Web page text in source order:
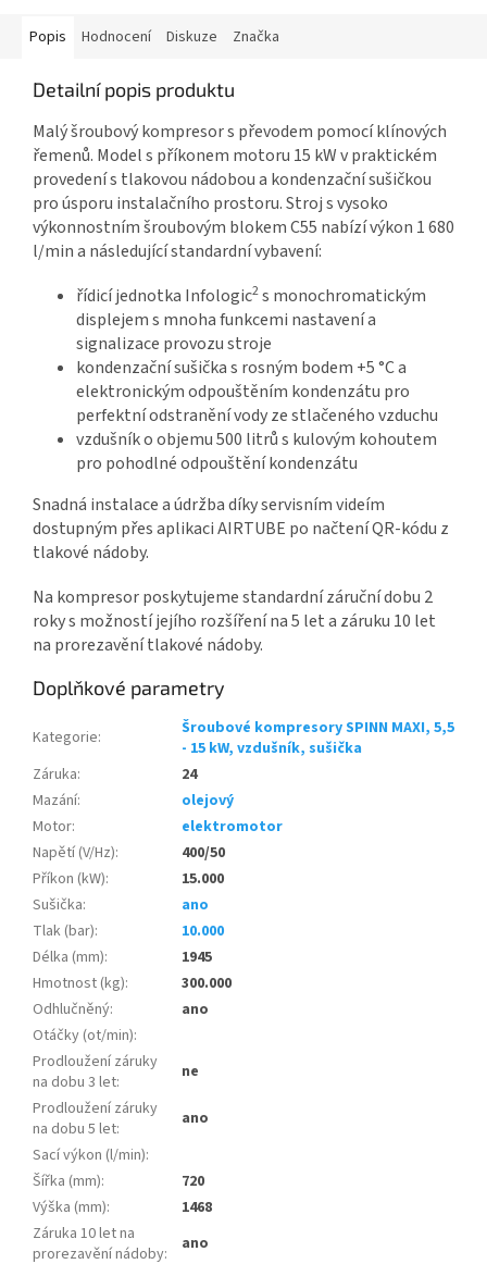
Popis Hodnocení Diskuze Značka
Detailní popis produktu
Malý šroubový kompresor s převodem pomocí klínových
řemenů. Model s příkonem motoru 15 kW v praktickém
provedení s tlakovou nádobou a kondenzační sušičkou
pro úsporu instalačního prostoru. Stroj s vysoko
výkonnostním šroubovým blokem C55 nabízí výkon 1 680
l/min a následující standardní vybavení:
řídicí jednotka Infologic2s monochromatickým
displejem s mnoha funkcemi nastavení a
signalizace provozu stroje
kondenzační sušička s rosným bodem +5 °C a
elektronickým odpouštěním kondenzátu pro
perfektní odstranění vody ze stlačeného vzduchu
vzdušník o objemu 500 litrů s kulovým kohoutem
pro pohodlné odpouštění kondenzátu
Snadná instalace a údržba díky servisním videím
dostupným přes aplikaci AIRTUBE po načtení QR-kódu z
tlakové nádoby.
Na kompresor poskytujeme standardní záruční dobu 2
roky s možností jejího rozšíření na 5 let a záruku 10 let
na prorezavění tlakové nádoby.
Doplňkové parametry
Kategorie:
Šroubové kompresory SPINN MAXI, 5,5
- 15 kW, vzdušník, sušička
Záruka:
24
Mazání:
olejový
Motor:
elektromotor
Napětí (V/Hz):
400/50
Příkon (kW):
15.000
Sušička:
ano
Tlak (bar):
10.000
Délka (mm):
1945
Hmotnost (kg):
300.000
Odhlučněný:
ano
Otáčky (ot/min):
Prodloužení záruky
na dobu 3 let:
ne
Prodloužení záruky
na dobu 5 let:
ano
Sací výkon (l/min):
Šířka (mm):
720
Výška (mm):
1468
Záruka 10 let na
prorezavění nádoby: ano